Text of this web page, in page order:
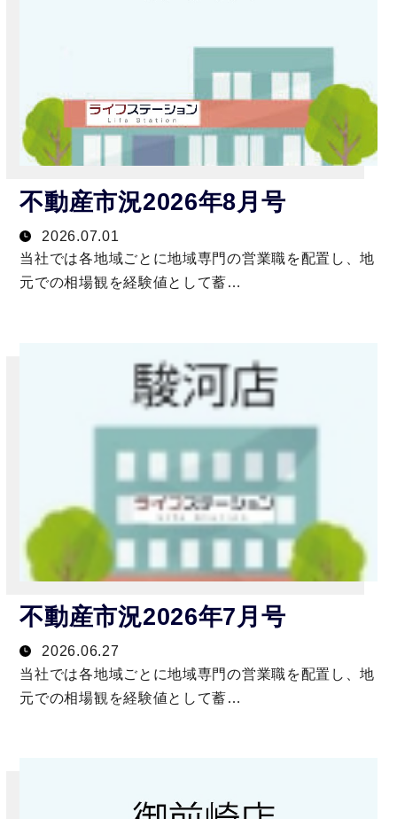
不動産市況2026年8月号
2026.07.01
当社では各地域ごとに地域専門の営業職を配置し、地
元での相場観を経験値として蓄…
不動産市況2026年7月号
2026.06.27
当社では各地域ごとに地域専門の営業職を配置し、地
元での相場観を経験値として蓄…